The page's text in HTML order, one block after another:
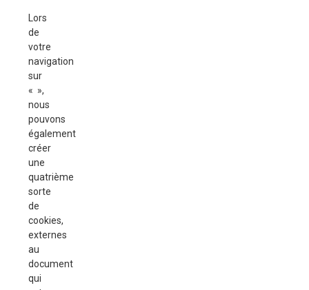
Lors
de
votre
navigation
sur
« »,
nous
pouvons
également
créer
une
quatrième
sorte
de
cookies,
externes
au
document
qui